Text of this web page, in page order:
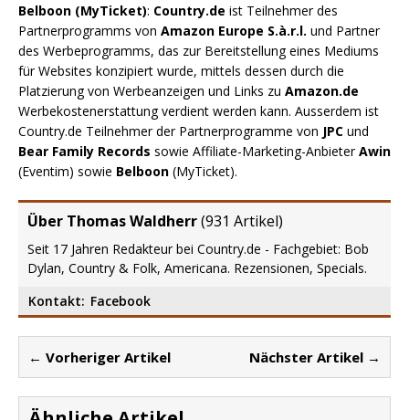
Belboon (MyTicket): Country.de ist Teilnehmer des
Partnerprogramms von Amazon Europe S.à.r.l. und Partner
des Werbeprogramms, das zur Bereitstellung eines Mediums
für Websites konzipiert wurde, mittels dessen durch die
Platzierung von Werbeanzeigen und Links zu Amazon.de
Werbekostenerstattung verdient werden kann. Ausserdem ist
Country.de Teilnehmer der Partnerprogramme von JPC und
Bear Family Records sowie Affiliate-Marketing-AnbieterAwin
(Eventim) sowie Belboon (MyTicket).
Über Thomas Waldherr(931 Artikel)
Seit 17 Jahren Redakteur bei Country.de - Fachgebiet: Bob
Dylan, Country & Folk, Americana. Rezensionen, Specials.
Kontakt: Facebook
← Vorheriger Artikel Nächster Artikel →